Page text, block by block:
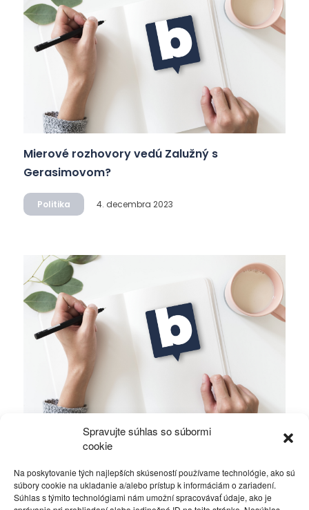
Spravujte súhlas so súbormi
cookie
Na poskytovanie tých najlepších skúseností používame technológie, ako sú
súbory cookie na ukladanie a/alebo prístup k informáciám o zariadení.
Súhlas s týmito technológiami nám umožní spracovávať údaje, ako je
Mierové rozhovory vedú Zalužný s
Gerasimovom?
Politika 4. decembra 2023
Ficova vláda a médiá…
Politika 4. decembra 2023